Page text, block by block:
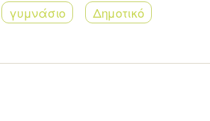
γυμνάσιο Δημοτικό